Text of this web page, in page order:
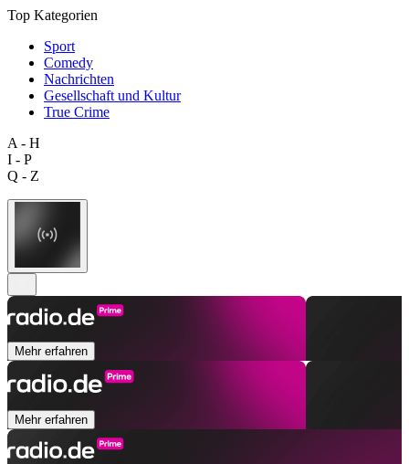
Top Kategorien
Sport
Comedy
Nachrichten
Gesellschaft und Kultur
True Crime
A - H
I - P
Q - Z
Mehr erfahren
Mehr erfahren